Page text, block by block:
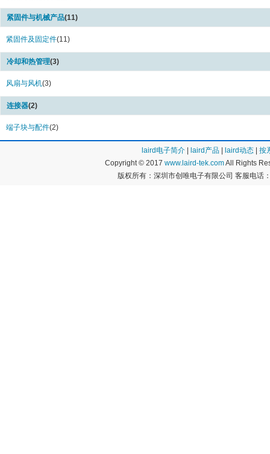
紧固件与机械产品(11)
紧固件及固定件(11)
冷却和热管理(3)
风扇与风机(3)
连接器(2)
端子块与配件(2)
laird电子简介 laird产品 laird动态
按
Copyright © 2017 www.laird-tek.comAll Rights
版权所有：深圳市创唯电子有限公司 客服电话